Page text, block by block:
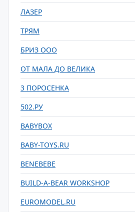
ЛАЗЕР
ТРЯМ
БРИЗ ООО
ОТ МАЛА ДО ВЕЛИКА
3 ПОРОСЕНКА
502.РУ
BABYBOX
BABY-TOYS.RU
BENEBEBE
BUILD-A-BEAR WORKSHOP
EUROMODEL.RU